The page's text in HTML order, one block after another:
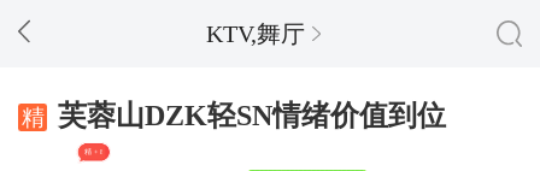
KTV,舞厅
芙蓉山DZK轻SN情绪价值到位
精 + 8